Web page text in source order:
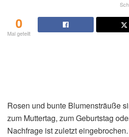
0
Mal geteilt
Rosen und bunte Blumensträuße
zum Muttertag, zum Geburtstag
Nachfrage ist zuletzt